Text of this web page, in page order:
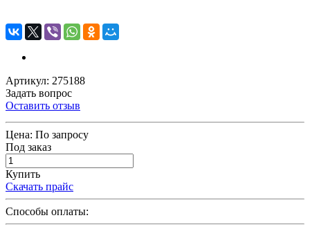
Артикул: 275188
Задать вопрос
Оставить отзыв
Цена: По запросу
Под заказ
Купить
Скачать прайс
Способы оплаты: